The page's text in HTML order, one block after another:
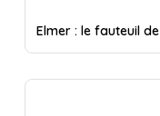
Elmer : le fauteuil